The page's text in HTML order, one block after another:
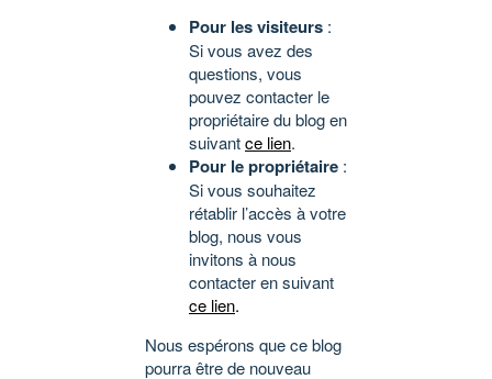
Pour les visiteurs :
Si vous avez des
questions, vous
pouvez contacter le
propriétaire du blog en
suivantce lien.
Pour le propriétaire :
Si vous souhaitez
rétablir l’accès à votre
blog, nous vous
invitons à nous
contacter en suivant
ce lien.
Nous espérons que ce blog
pourra être de nouveau